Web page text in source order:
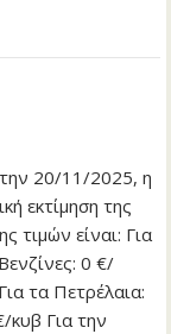
την 20/11/2025, η
εκτίμηση της
τιμών είναι: Για
0 €/
τα Πετρέλαια:
κυβ Για την